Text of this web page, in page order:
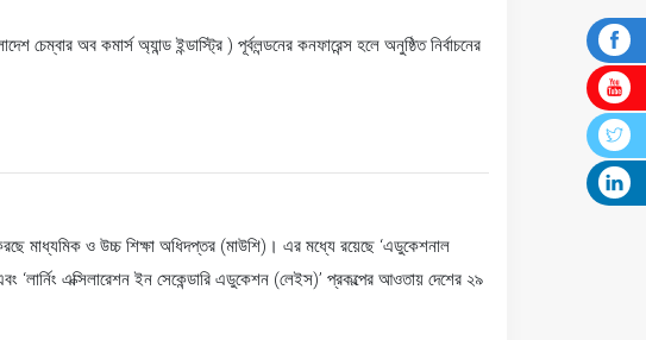
চেম্বার অব কমার্স অ্যান্ড ইন্ডাস্ট্রি ) পূর্বলন্ডনের কনফারেন্স হলে অনুষ্ঠিত নির্বাচনের
মাধ্যমিক ও উচ্চ শিক্ষা অধিদপ্তর (মাউশি)। এর মধ্যে রয়েছে ‘এডুকেশনাল
‘লার্নিং এক্সিলারেশন ইন সেকেন্ডারি এডুকেশন (লেইস)’ প্রকল্পের আওতায় দেশের ২৯